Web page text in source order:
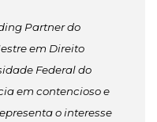
Partner do
em Direito
Federal do
em contencioso e
o interesse